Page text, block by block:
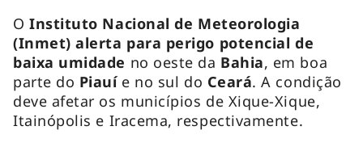
OInstituto Nacional de Meteorologia
(Inmet) alerta para perigo potencial de
baixa umidade no oeste da Bahia, em boa
parte do Piauíe no sul do Ceará. A condição
deve afetar os municípios de Xique-Xique,
Itainópolis e Iracema, respectivamente.